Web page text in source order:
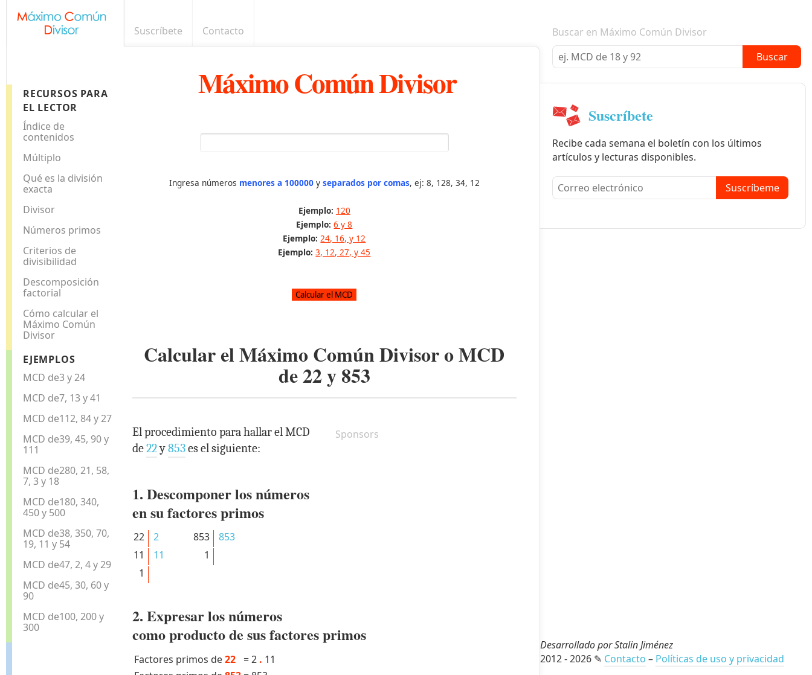
Suscríbete Contacto Boletín informativo
RECURSOS PARA
EL LECTOR
Índice de
contenidos
Múltiplo
Qué es la división
exacta
Divisor
Números primos
Criterios de
divisibilidad
Descomposición
factorial
Cómo calcular el
Máximo Común
Divisor
EJEMPLOS
MCD de3 y 24
MCD de7, 13 y 41
MCD de112, 84 y 27
MCD de39, 45, 90 y
111
MCD de280, 21, 58,
7, 3 y 18
MCD de180, 340,
450 y 500
MCD de38, 350, 70,
19, 11 y 54
MCD de47, 2, 4 y 29
MCD de45, 30, 60 y
90
MCD de100, 200 y
300
Máximo Común Divisor
Ingresa números menores a 100000y separados por comas, ej: 8, 128, 34, 12
Ejemplo: 120
Ejemplo: 6 y 8
Ejemplo: 24, 16, y 12
Ejemplo: 3, 12, 27, y 45
Calcular el Máximo Común Divisor o MCD
de22y853
Sponsors
El procedimiento para hallar el MCD
de22y853es el siguiente:
1. Descomponer los números
en su factores primos
22
2
11
11
1
853
853
1
2. Expresar los números
como producto de sus factores primos
Factores primos de22 =2 . 11
Buscar en Máximo Común Divisor
Buscar
Suscríbete
Recibe cada semana el boletín con los últimos
artículos y lecturas disponibles.
Suscríbeme
Desarrollado por Stalin Jiménez
2012 - 2026 ✎ Contacto – Políticas de uso y privacidad